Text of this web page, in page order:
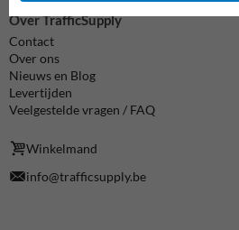
Over TrafficSupply
Contact
Over ons
Nieuws en Blog
Levertijden
Veelgestelde vragen / FAQ
Winkelmand
info@trafficsupply.be